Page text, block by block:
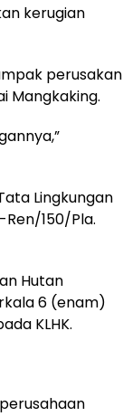
kerugian
perusakan
Mangkaking.
Lingkungan
150/Pla.
Hutan
6 (enam)
KLHK.